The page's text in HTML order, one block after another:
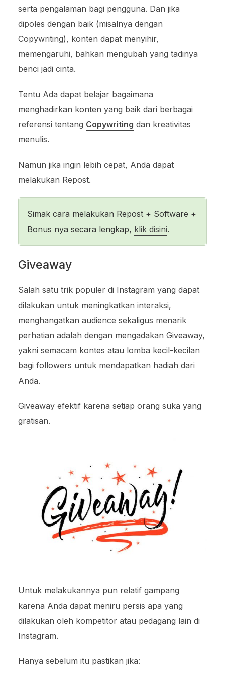
serta pengalaman bagi pengguna. Dan jika
dipoles dengan baik (misalnya dengan
Copywriting), konten dapat menyihir,
memengaruhi, bahkan mengubah yang tadinya
benci jadi cinta.
Tentu Ada dapat belajar bagaimana
menghadirkan konten yang baik dari berbagai
referensi tentang Copywriting dan kreativitas
menulis.
Namun jika ingin lebih cepat, Anda dapat
melakukan Repost.
Simak cara melakukan Repost + Software +
Bonus nya secara lengkap, klik disini.
Giveaway
Salah satu trik populer di Instagram yang dapat
dilakukan untuk meningkatkan interaksi,
menghangatkan audience sekaligus menarik
perhatian adalah dengan mengadakan Giveaway,
yakni semacam kontes atau lomba kecil-kecilan
bagi followers untuk mendapatkan hadiah dari
Anda.
Giveaway efektif karena setiap orang suka yang
gratisan.
Untuk melakukannya pun relatif gampang
karena Anda dapat meniru persis apa yang
dilakukan oleh kompetitor atau pedagang lain di
Instagram.
Hanya sebelum itu pastikan jika: